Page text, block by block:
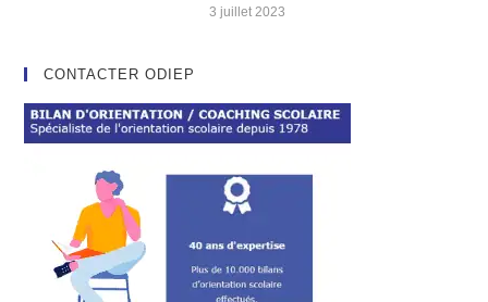
3 juillet 2023
CONTACTER ODIEP